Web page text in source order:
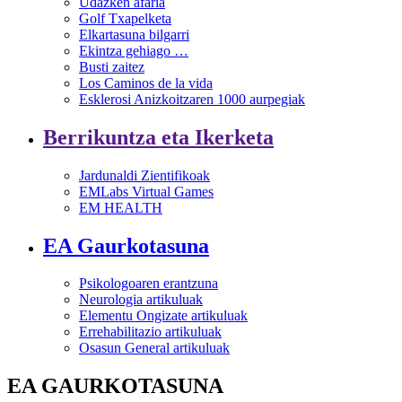
Golf Txapelketa
Elkartasuna bilgarri
Ekintza gehiago …
Busti zaitez
Los Caminos de la vida
Esklerosi Anizkoitzaren 1000 aurpegiak
Berrikuntza eta Ikerketa
Jardunaldi Zientifikoak
EMLabs Virtual Games
EM HEALTH
EA Gaurkotasuna
Psikologoaren erantzuna
Neurologia artikuluak
Elementu Ongizate artikuluak
Errehabilitazio artikuluak
Osasun General artikuluak
EA GAURKOTASUNA